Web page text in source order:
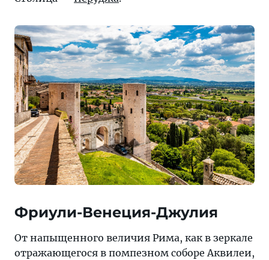
Фриули-Венеция-Джулия
От напыщенного величия Рима, как в зеркале
отражающегося в помпезном соборе Аквилеи,